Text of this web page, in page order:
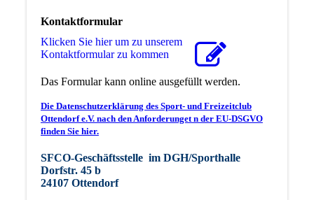
Kontaktformular
Klicken Sie hier um zu unserem
Kon­takt­for­mu­lar zu kommen
Das Formular kann online ausgefüllt werden.
Die Datenschutzerklärung des Sport- und Freizeitclub
Ottendorf e.V. nach den Anforderunget n der EU-DSGVO
finden Sie hier.
SFCO-Geschäftsstelle im DGH/Sporthalle
Dorfstr. 45 b
24107 Ottendorf